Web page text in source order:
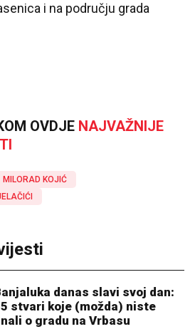
i na području grada
OVDJE NAJVAŽNIJE
MILORAD KOJIĆ
danas slavi svoj dan:
stvari koje (možda) niste
o gradu na Vrbasu